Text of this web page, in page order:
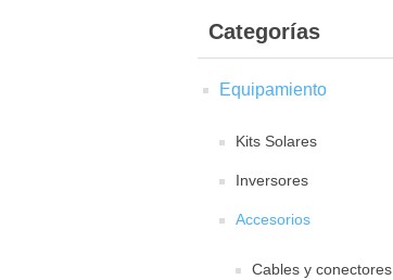
Categorías
Equipamiento
Kits Solares
Inversores
Accesorios
Cables y conectores